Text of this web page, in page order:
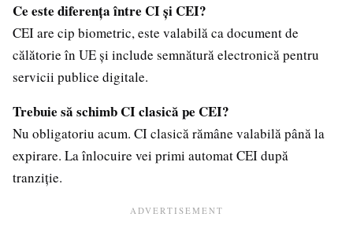
Ce este diferența între CI și CEI?
CEI are cip biometric, este valabilă ca document de
călătorie în UE și include semnătură electronică pentru
servicii publice digitale.
Trebuie să schimb CI clasică pe CEI?
Nu obligatoriu acum. CI clasică rămâne valabilă până la
expirare. La înlocuire vei primi automat CEI după
tranziție.